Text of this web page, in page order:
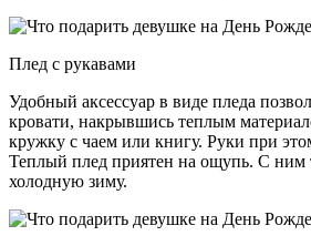
Плед с рукавами
Удобный аксессуар в виде пледа
кровати, накрывшись теплым
кружку с чаем или книгу. Руки при
Теплый плед приятен на ощупь. С ним
холодную зиму.